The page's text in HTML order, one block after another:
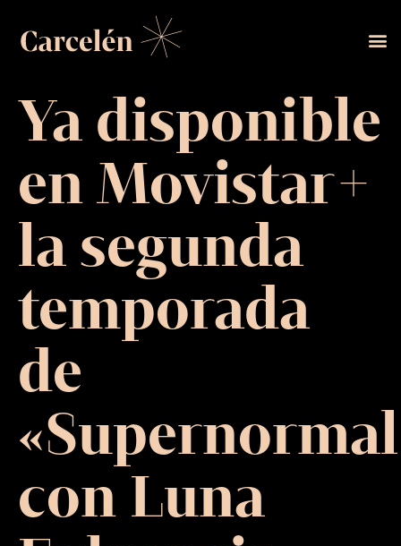
Ya disponible
en Movistar+
la segunda
temporada
de
con Luna